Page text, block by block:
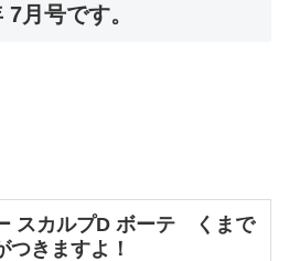
月号です。
スカルプD ボーテ くまで
つきますよ！